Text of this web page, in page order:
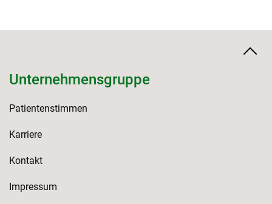
Unternehmensgruppe
Patientenstimmen
Karriere
Kontakt
Impressum